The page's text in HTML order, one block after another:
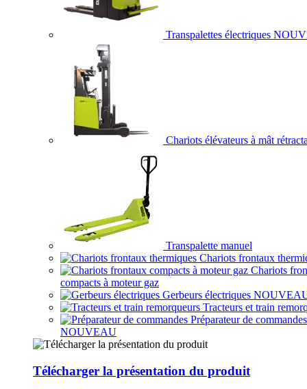
Transpalettes électriques
Chariots élévateurs à mât
Transpalette manuel
Chariots frontaux
Chariots
compacts à moteur gaz
Gerbeurs électriques
Tracteurs et train
Préparateur de commandes
NOUVEAU
Télécharger la présentation du produit